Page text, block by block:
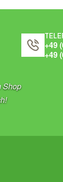
Shop
+49
+49